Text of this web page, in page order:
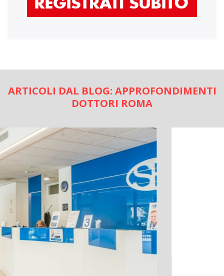
ARTICOLI DAL BLOG: APPROFONDIMENTI
DOTTORI ROMA